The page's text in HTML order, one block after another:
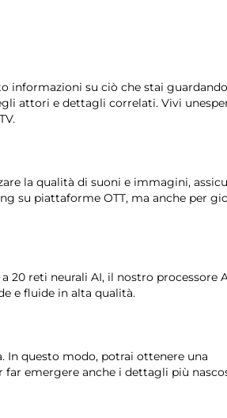
informazioni su ciò che stai
attori e dettagli correlati. Vivi
la qualità di suoni e immagini,
su piattaforme OTT, ma anche per
20 reti neurali AI, il nostro processore
e fluide in alta qualità.
In questo modo, potrai ottenere una
emergere anche i dettagli più